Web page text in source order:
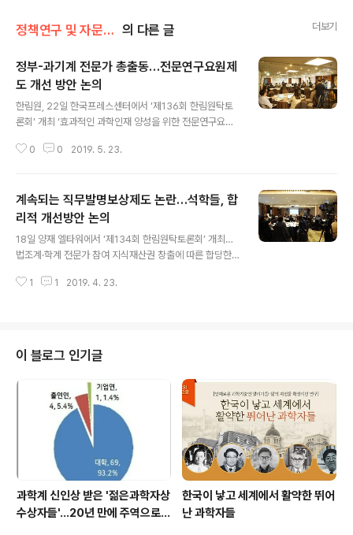
정책연구 및 자문/한림원탁토론회 의 다른 글 더보기
정부-과기계 전문가 총출동…전문연구요원제
도 개선 방안 논의
한림원, 22일 한국프레스센터에서 '제136회 한림원탁토
론회' 개최 ‘효과적인 과학인재 양성을 위한 전문연구요원
지 방침을 표명한 국방부의 입장을 둘러싸고 다양한 의견
도 있는 토론을 진행했다. 한국과학기술한림원(원장 한민
구·이하 한림원)은 5월 22일 오후 3시 한국프레스센터에
서 ‘효과적인 과학인재 양성을 위한 전문연구요원 제도 개
선 방안’을 주제로 ‘제136회 한림원탁토론회’를 개최했다.
전문연구요원제도란 과학기술 발전을 통한 국가경쟁력 제
고를 위해 병역자원의 일부를 선발하여 병무청장이 선정한
0 0 2019. 5. 23.
계속되는 직무발명보상제도 논란…석학들, 합
리적 개선방안 논의
18일 양재 엘타워에서 ‘제134회 한림원탁토론회’ 개최…
법조계·학계 전문가 참여 지식재산권 창출에 따른 합당한
다른 직군과 차별화된 과세에 대해 불만이 제기되고 있는
지식재산권 창출과 직무발명 조세제도 개선’을 주제로 ‘제1
34회 한림원탁토론회’를 개최했다. 이번 토론회에서는 하
홍준 한국지식재산연구원 보호·신지식연구실장, 김승호 법
무법인태평양 변호사, 정지선 서울시립대학교 교수 등 3명
의 주제발표가 진행됐다. 직무발명보상제도란 종업원이 개
발한 직무발명을 기업이 승계 소유하도록 하고 종업원..
1 1 2019. 4. 23.
이 블로그 인기글
과학계 신인상 받은 '젊은과학자상
수상자들'…20년 만에 주역으로
한국이 낳고 세계에서 활약한 뛰어
난 과학자들